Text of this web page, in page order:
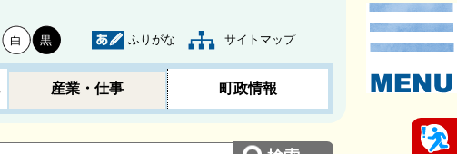
白 黒 ふりがな サイトマップ
産業・仕事 町政情報